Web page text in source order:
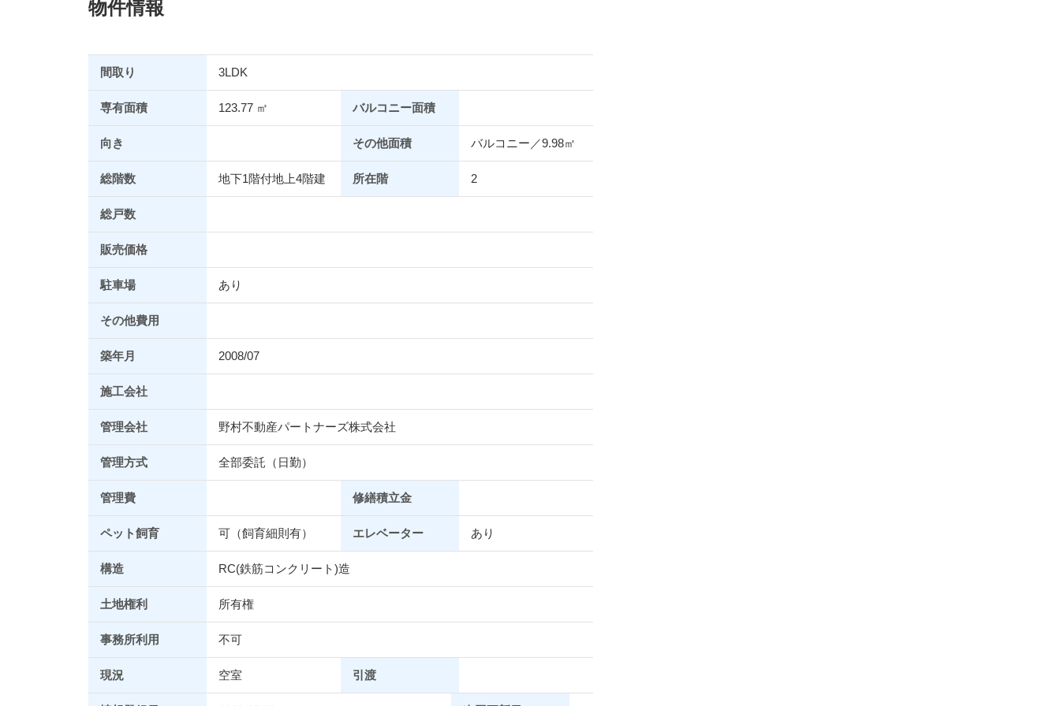
物件情報
間取り 3LDK
専有面積 123.77 ㎡ バルコニー面積
向き その他面積 バルコニー／9.98㎡
総階数 地下1階付地上4階建 所在階 2
総戸数
販売価格
駐車場 あり
その他費用
築年月 2008/07
施工会社
管理会社 野村不動産パートナーズ株式会社
管理方式 全部委託（日勤）
管理費 修繕積立金
ペット飼育 可（飼育細則有） エレベーター あり
構造 RC(鉄筋コンクリート)造
土地権利 所有権
事務所利用 不可
現況 空室 引渡